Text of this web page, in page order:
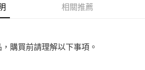
」時，將依據個別帳號之用戶狀況，依本公司即
或使用他人資訊註冊。若發現惡意使用之情形，
權停止該用戶之使用額度並採取法律行動。
相關推薦
購買前請理解以下事項。